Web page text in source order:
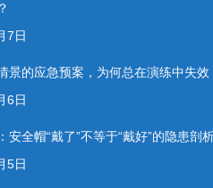
7日
景的应急预案，为何总在演练中失效
6日
安全帽“戴了”不等于“戴好”的隐患剖
5日